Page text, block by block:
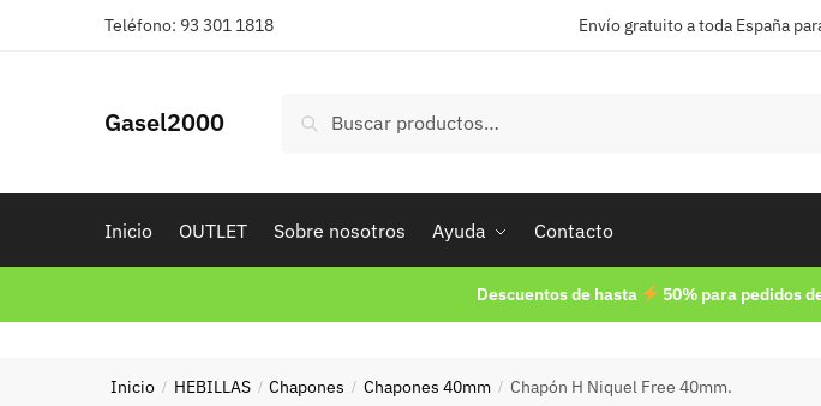
Teléfono: 93 301 1818 Envío gratuito a toda España
Gasel2000
por:
Buscar
Inicio OUTLET Sobre nosotros Ayuda Contacto
Descuentos de hasta 50% para pedidos
Inicio / HEBILLAS / Chapones / Chapones 40mm / Chapón H Niquel Free 40mm.